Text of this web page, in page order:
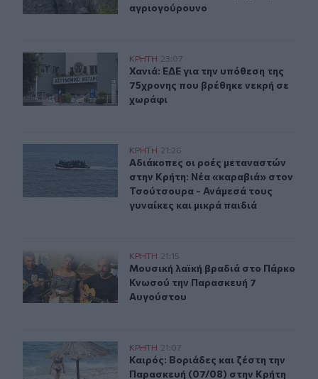
αγριογούρουνο
Χανιά: ΕΔΕ για την υπόθεση της 75χρονης που βρέθηκε
ΚΡΗΤΗ 23:07
Χανιά: ΕΔΕ για την υπόθεση της
Χανιά: ΕΔΕ για την υπόθεση της
75χρονης που βρέθηκε νεκρή σε
χωράφι
Αδιάκοπες οι ροές μεταναστών στην Κρήτη: Νέα
ΚΡΗΤΗ 21:26
Αδιάκοπες οι ροές μεταναστών
Αδιάκοπες οι ροές μεταναστών
στην Κρήτη: Νέα «καραβιά» στον
Τσούτσουρα - Ανάμεσά τους
γυναίκες και μικρά παιδιά
Μουσική λαϊκή βραδιά στο Πάρκο Κνωσού την
ΚΡΗΤΗ 21:15
Μουσική λαϊκή βραδιά στο
Μουσική λαϊκή βραδιά στο Πάρκο
Κνωσού την Παρασκευή 7
Αυγούστου
Καιρός: Βοριάδες και ζέστη την Παρασκευή (07/08)
ΚΡΗΤΗ 21:07
Καιρός: Βοριάδες και ζέστη την
Καιρός: Βοριάδες και ζέστη την
Παρασκευή (07/08) στην Κρήτη